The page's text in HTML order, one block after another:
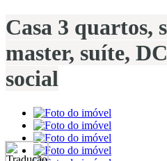
Casa 3 quartos,
master, suíte,
social